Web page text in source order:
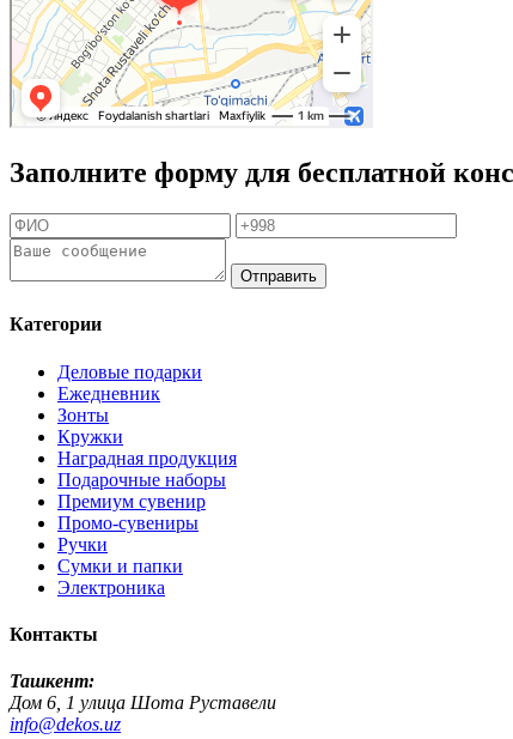
Заполните форму для бесплатной
Отправить
Категории
Деловые подарки
Ежедневник
Зонты
Кружки
Наградная продукция
Подарочные наборы
Премиум сувенир
Промо-сувениры
Ручки
Сумки и папки
Электроника
Контакты
Ташкент:
Дом 6, 1 улица Шота Руставели
info@dekos.uz